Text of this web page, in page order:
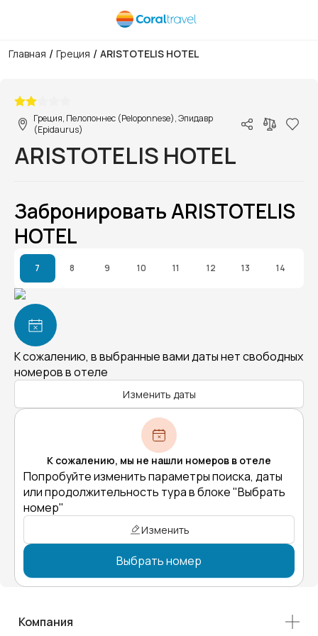
Главная / Греция / ARISTOTELIS HOTEL
Греция, Пелопоннес (Peloponnese), Эпидавр
(Epidaurus)
ARISTOTELIS HOTEL
Забронировать ARISTOTELIS
HOTEL
7 8 9 10 11 12 13 14
К сожалению, в выбранные вами даты нет свободных
номеров в отеле
Изменить даты
К сожалению, мы не нашли номеров в отеле
Попробуйте изменить параметры поиска, даты
или продолжительность тура в блоке "Выбрать
номер"
Изменить
Выбрать номер
Компания